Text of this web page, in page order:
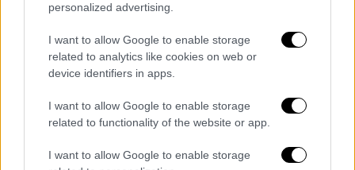
personalized advertising.
I want to allow Google to enable storage
related to analytics like cookies on web or
device identifiers in apps.
I want to allow Google to enable storage
related to functionality of the website or app.
I want to allow Google to enable storage
Πολιτική|02.06.2025 10:36